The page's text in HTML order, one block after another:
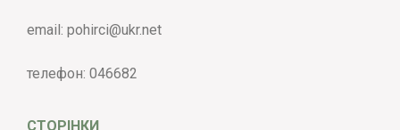
email: pohirci@ukr.net
телефон: 046682
СТОРІНКИ